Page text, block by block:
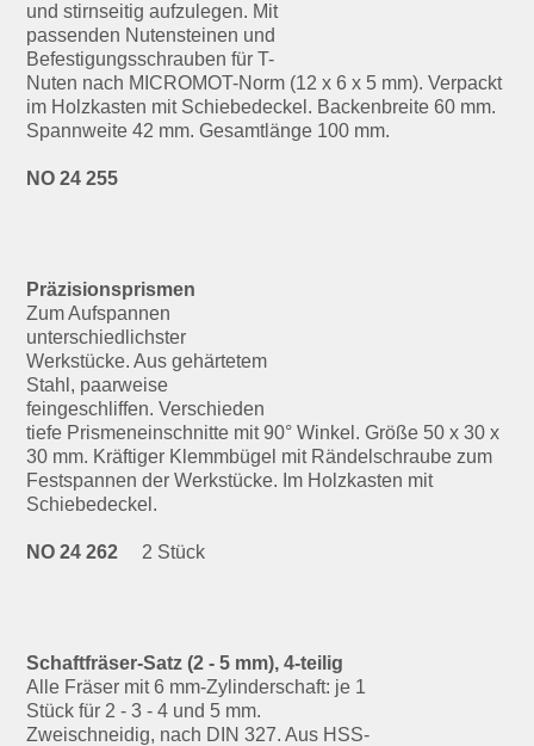
und stirnseitig aufzulegen. Mit
passenden Nutensteinen und
Befestigungsschrauben für T-
Nuten nach MICROMOT-Norm (12 x 6 x 5 mm). Verpackt
im Holzkasten mit Schiebedeckel. Backenbreite 60 mm.
Spannweite 42 mm. Gesamtlänge 100 mm.
NO 24 255
Präzisionsprismen
Zum Aufspannen
unterschiedlichster
Werkstücke. Aus gehärtetem
Stahl, paarweise
feingeschliffen. Verschieden
tiefe Prismeneinschnitte mit 90° Winkel. Größe 50 x 30 x
30 mm. Kräftiger Klemmbügel mit Rändelschraube zum
Festspannen der Werkstücke. Im Holzkasten mit
Schiebedeckel.
NO 24 2622 Stück
Schaftfräser-Satz (2 - 5 mm), 4-teilig
Alle Fräser mit 6 mm-Zylinderschaft: je 1
Stück für 2 - 3 - 4 und 5 mm.
Zweischneidig, nach DIN 327. Aus HSS-